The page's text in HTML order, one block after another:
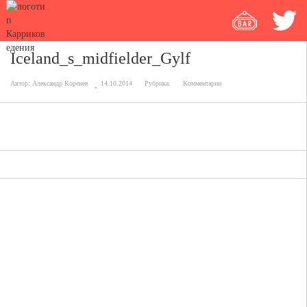
Iceland_s_midfielder_Gylf
Автор: Александр Коренев 14.10.2014 Рубрика: Комментарии